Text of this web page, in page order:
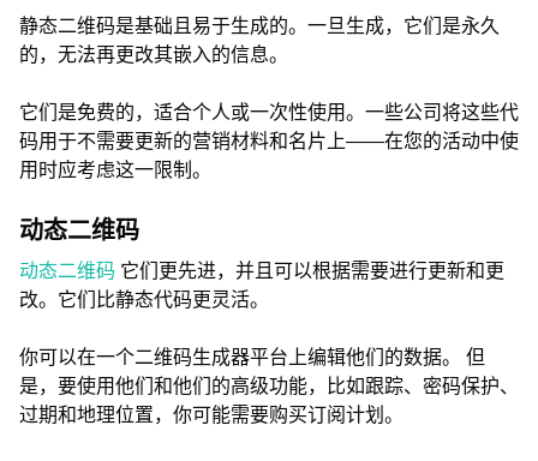
静态二维码是基础且易于生成的。一旦生成，它们是永久
的，无法再更改其嵌入的信息。
它们是免费的，适合个人或一次性使用。一些公司将这些代
码用于不需要更新的营销材料和名片上——在您的活动中使
用时应考虑这一限制。
动态二维码
动态二维码 它们更先进，并且可以根据需要进行更新和更
改。它们比静态代码更灵活。
你可以在一个二维码生成器平台上编辑他们的数据。 但
是，要使用他们和他们的高级功能，比如跟踪、密码保护、
过期和地理位置，你可能需要购买订阅计划。